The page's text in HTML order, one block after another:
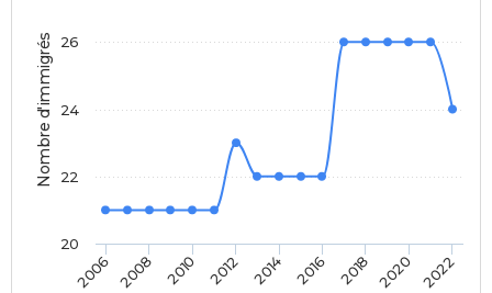
Nombre d'immigrés
2006 2008 2010 2012 2014 2016 2018 2020 2022
20
22
24
26